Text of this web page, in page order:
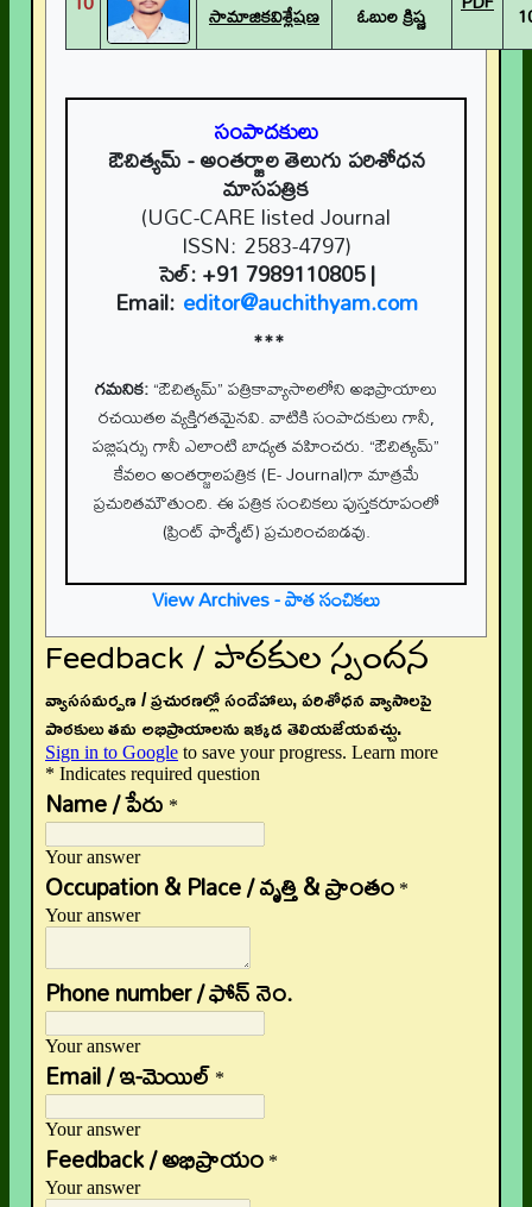
సామాజికవిశ్లేషణ
ఓబుల క్రిష్ణ
సంపాదకులు
ఔచిత్యమ్- అంతర్జాల తెలుగు పరిశోధన
మాసపత్రిక
(UGC-CARE listed Journal
ISSN: 2583-4797)
సెల్:+91 7989110805|
Email: editor@auchithyam.com
***
గమనిక:“ఔచిత్యమ్” పత్రికావ్యాసాలలోని అభిప్రాయాలు
రచయితల వ్యక్తిగతమైనవి. వాటికి సంపాదకులు గానీ,
పబ్లిషర్సు గానీ ఎలాంటి బాధ్యత వహించరు. “ఔచిత్యమ్”
కేవలం అంతర్జాలపత్రిక (E- Journal)గా మాత్రమే
ప్రచురితమౌతుంది. ఈ పత్రిక సంచికలు పుస్తకరూపంలో
(ప్రింట్ ఫార్మేట్) ప్రచురించబడవు.
View Archives - పాత సంచికలు